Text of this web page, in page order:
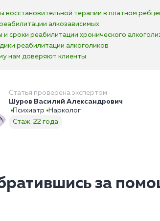
восстановительной терапии в платном
алкозависимых
и сроки реабилитации хронического
реабилитации алкоголиков
нам доверяют клиенты
Статья проверена экспертом
Шуров Василий Александрович
Психиатр
Нарколог
Стаж: 22 года
за